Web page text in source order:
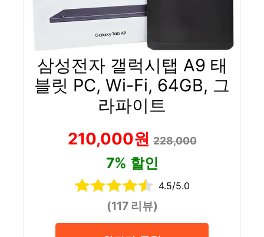
삼성전자 갤럭시탭 A9 태
블릿 PC, Wi-Fi, 64GB, 그
라파이트
210,000원228,000
7% 할인
4.5/5.0
(117 리뷰)